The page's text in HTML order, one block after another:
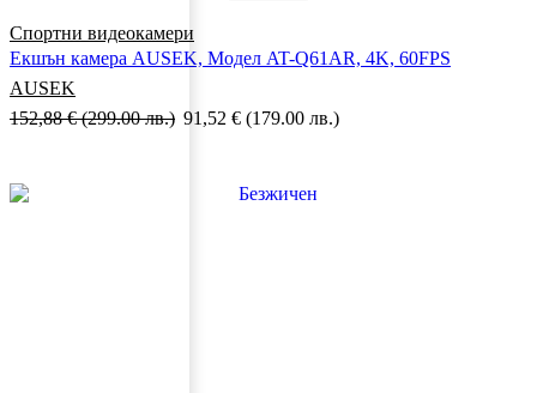
Спортни видеокамери
Екшън камера AUSEK, Модел AT-Q61AR, 4K, 60FPS
AUSEK
152,88€ (299.00 лв.) 91,52 € (179.00 лв.)